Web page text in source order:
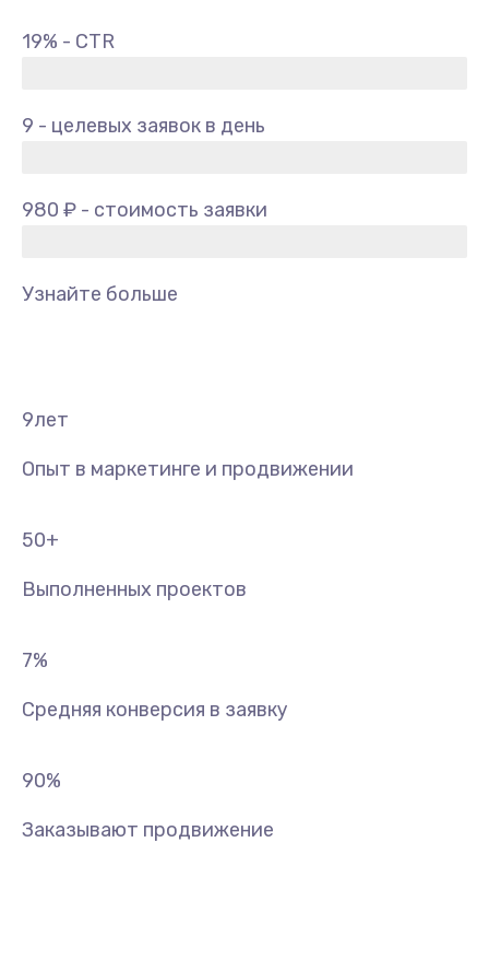
19% - CTR
9 - целевых заявок в день
980 ₽ - стоимость заявки
Узнайте больше
9лет
Опыт в маркетинге и продвижении
50+
Выполненных проектов
7%
Средняя конверсия в заявку
90%
Заказывают продвижение